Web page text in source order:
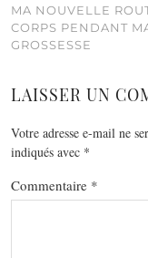
MA NOUVELLE
CORPS PENDANT
GROSSESSE
LAISSER UN
Votre adresse e-mail ne
indiqués avec *
Commentaire *